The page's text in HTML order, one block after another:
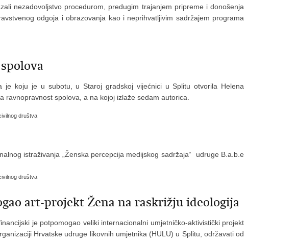
nezadovoljstvo procedurom, predugim trajanjem pripreme i donošenja
odgoja i obrazovanja kao i neprihvatljivim sadržajem programa
je koju je u subotu, u Staroj gradskoj vijećnici u Splitu otvorila Helena
ravnopravnost spolova, a na kojoj izlaže sedam autorica.
društva
istraživanja „Ženska percepcija medijskog sadržaja“ udruge B.a.b.e
društva
art-projekt Žena na raskrižju ideologija
je potpomogao veliki internacionalni umjetničko-aktivistički projekt
Hrvatske udruge likovnih umjetnika (HULU) u Splitu, održavati od